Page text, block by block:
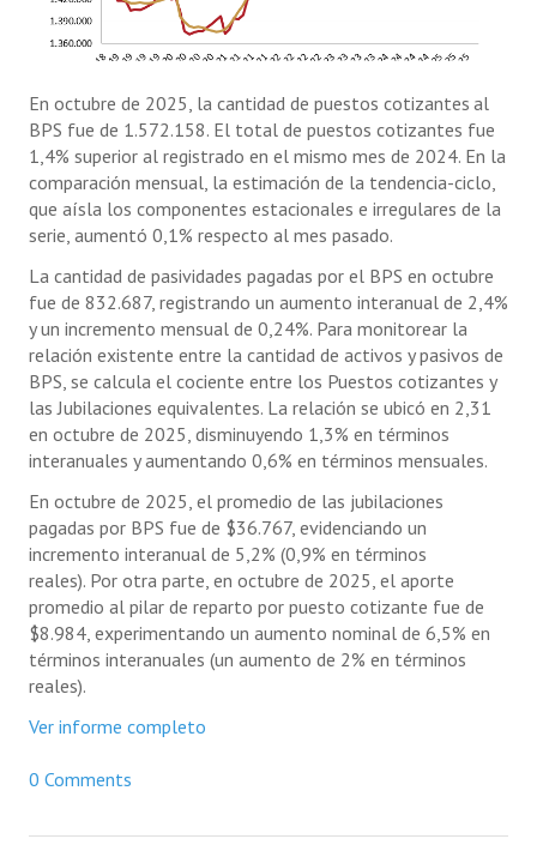
En octubre de 2025, la cantidad de puestos cotizantes al
BPS fue de 1.572.158. El total de puestos cotizantes fue
1,4% superior al registrado en el mismo mes de 2024. En la
comparación mensual, la estimación de la tendencia-ciclo,
que aísla los componentes estacionales e irregulares de la
serie, aumentó 0,1% respecto al mes pasado.
La cantidad de pasividades pagadas por el BPS en octubre
fue de 832.687, registrando un aumento interanual de 2,4%
y un incremento mensual de 0,24%. Para monitorear la
relación existente entre la cantidad de activos y pasivos de
BPS, se calcula el cociente entre los Puestos cotizantes y
las Jubilaciones equivalentes. La relación se ubicó en 2,31
en octubre de 2025, disminuyendo 1,3% en términos
interanuales y aumentando 0,6% en términos mensuales.
En octubre de 2025, el promedio de las jubilaciones
pagadas por BPS fue de $36.767, evidenciando un
incremento interanual de 5,2% (0,9% en términos
reales). Por otra parte, en octubre de 2025, el aporte
promedio al pilar de reparto por puesto cotizante fue de
$8.984, experimentando un aumento nominal de 6,5% en
términos interanuales (un aumento de 2% en términos
reales).
Ver informe completo
0 Comments